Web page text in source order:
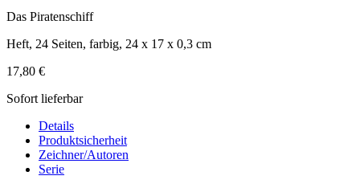
Das Piratenschiff
Heft, 24 Seiten, farbig, 24 x 17 x 0,3 cm
17,80 €
Sofort lieferbar
Details
Produktsicherheit
Zeichner/Autoren
Serie